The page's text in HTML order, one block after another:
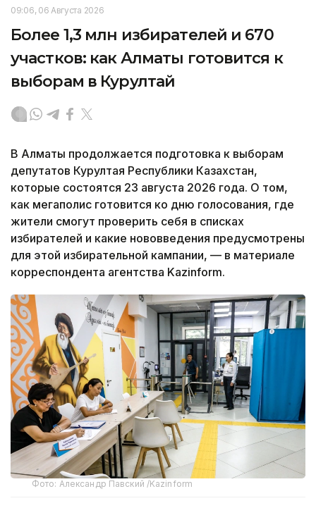
09:06, 06 Августа 2026
Более 1,3 млн избирателей и 670
участков: как Алматы готовится к
выборам в Курултай
В Алматы продолжается подготовка к выборам
депутатов Курултая Республики Казахстан,
которые состоятся 23 августа 2026 года. О том,
как мегаполис готовится ко дню голосования, где
жители смогут проверить себя в списках
избирателей и какие нововведения предусмотрены
для этой избирательной кампании, — в материале
корреспондента агентства Kazinform.
Фото: Александр Павский /Kazinform